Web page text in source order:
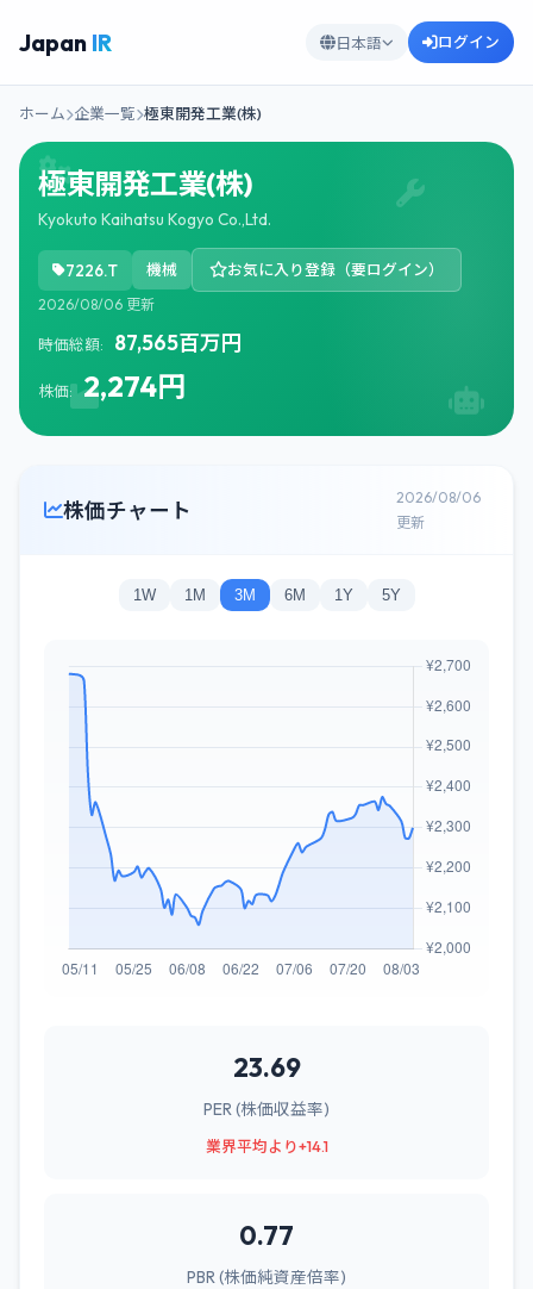
Japan IR 日本語 ログイン
ホーム 企業一覧 極東開発工業(株)
極東開発工業(株)
Kyokuto Kaihatsu Kogyo Co.,Ltd.
7226.T 機械 お気に入り登録（要ログイン）
2026/08/06 更新
時価総額: 87,565百万円
株価: 2,274円
株価チャート
2026/08/06
更新
1W 1M 3M 6M 1Y 5Y
23.69
PER (株価収益率)
業界平均より+14.1
0.77
PBR (株価純資産倍率)